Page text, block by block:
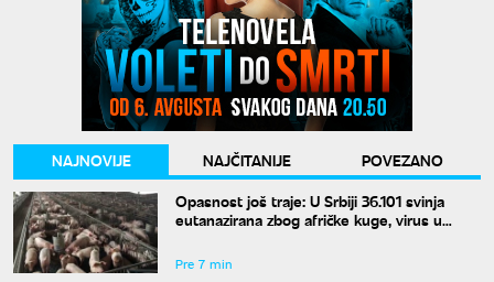
NAJNOVIJE NAJČITANIJE
POVEZANO
Opasnost još traje: U Srbiji 36.101 svinja
eutanazirana zbog afričke kuge, virus u
Pre 7 min